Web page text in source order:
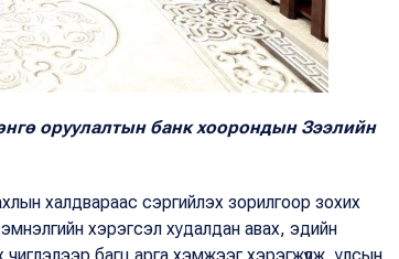
оруулалтын банк хоорондын Зээлийн
халдвараас сэргийлэх зорилгоор зохих
хэрэгсэл худалдан авах, эдийн